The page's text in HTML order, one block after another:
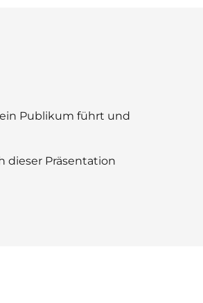
Publikum führt und
dieser Präsentation